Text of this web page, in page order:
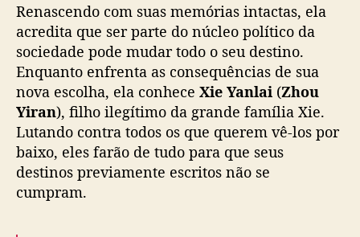
i
n
g
e
Z
h
o
Y
i
Renascendo com suas memórias intactas, ela
acredita que ser parte do núcleo político da
sociedade pode mudar todo o seu destino.
Enquanto enfrenta as consequências de sua
nova escolha, ela conhece Xie Yanlai (Zhou
Yiran), filho ilegítimo da grande família Xie.
Lutando contra todos os que querem vê-los por
baixo, eles farão de tudo para que seus
destinos previamente escritos não se
cumpram.